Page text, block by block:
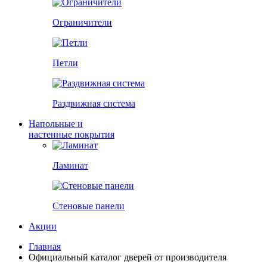
Ограничители
Петли
Раздвижная система
Напольные и
настенные покрытия
Ламинат
Стеновые панели
Акции
Главная
Официальный каталог дверей от производителя